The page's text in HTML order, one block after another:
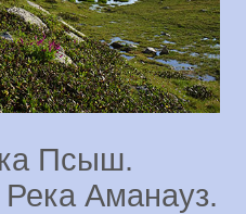
Псыш.
Река Аманауз.